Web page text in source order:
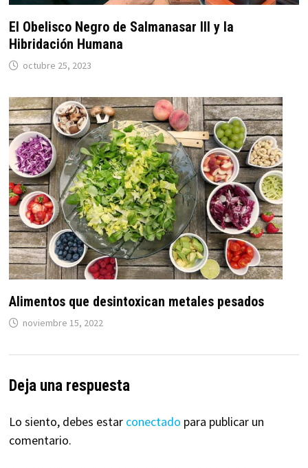
El Obelisco Negro de Salmanasar III y la
Hibridación Humana
octubre 25, 2023
Alimentos que desintoxican metales pesados
noviembre 15, 2022
Deja una respuesta
Lo siento, debes estar conectado para publicar un
comentario.